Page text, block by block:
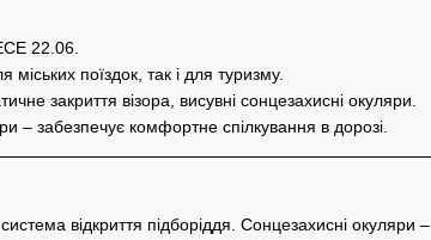
22.06.
міських поїздок, так і для туризму.
закриття візора, висувні сонцезахисні окуляри.
– забезпечує комфортне спілкування в дорозі.
відкриття підборіддя. Сонцезахисні окуляри –